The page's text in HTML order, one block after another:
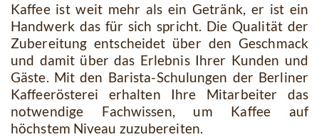
Kaffee ist weit mehr als ein Getränk, er ist ein
Handwerk das für sich spricht. Die Qualität der
Zubereitung entscheidet über den Geschmack
und damit über das Erlebnis Ihrer Kunden und
Gäste. Mit den Barista-Schulungen der Berliner
Kaffeerösterei erhalten Ihre Mitarbeiter das
notwendige Fachwissen, um Kaffee auf
höchstem Niveau zuzubereiten.